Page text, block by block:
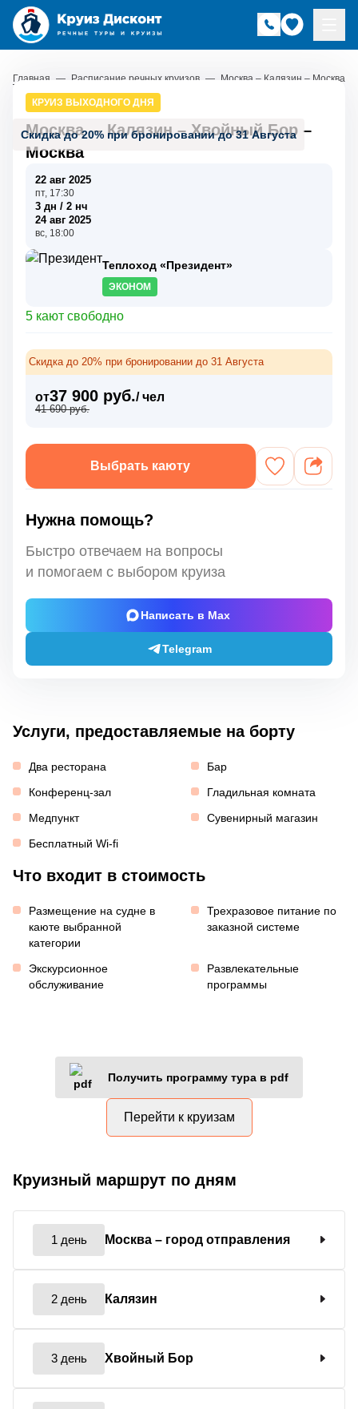
Главная — Расписание речных круизов — Москва – Калязин – Москва
Скидка до 20% при бронировании до 31 Августа
КРУИЗ ВЫХОДНОГО ДНЯ
Москва – Калязин–Хвойный Бор –
Москва
22 авг 2025
пт, 17:30
3 дн / 2 нч
24 авг 2025
вс, 18:00
Теплоход «Президент»
ЭКОНОМ
5 кают свободно
Скидка до 20% при бронировании до 31 Августа
от37 900 руб./ чел
41 690 руб.
Выбрать каюту
Нужна помощь?
Быстро отвечаем на вопросы
и помогаем с выбором круиза
Написать в Max
Telegram
Услуги, предоставляемые на борту
Два ресторана
Бар
Конференц-зал
Гладильная комната
Медпункт
Сувенирный магазин
Бесплатный Wi-fi
Что входит в стоимость
Размещение на судне в
каюте выбранной
категории
Трехразовое питание по
заказной системе
Экскурсионное
обслуживание
Развлекательные
программы
Получить программу тура в pdf
Перейти к круизам
Круизный маршрут по дням
1 день Москва – город отправления
2 день Калязин
3 день Хвойный Бор